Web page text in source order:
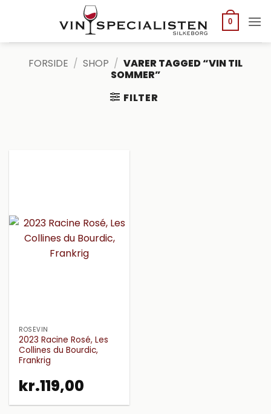
0
FORSIDE / SHOP / VARER TAGGED “VIN TIL
SOMMER”
FILTER
ROSÉVIN
2023 Racine Rosé, Les
Collines du Bourdic,
Frankrig
kr.119,00